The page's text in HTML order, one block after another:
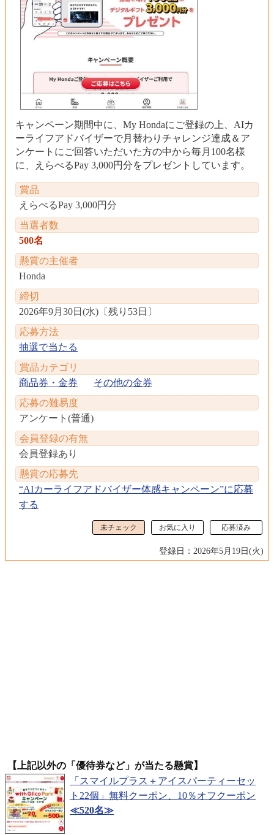
キャンペーン期間中に、My Hondaにご登録の上、AIカ
ーライフアドバイザーで月替わりチャレンジ達成＆ア
ンケートにご回答いただいた方の中から毎月100名様
に、えらべるPay 3,000円分をプレゼントしています。
賞品
えらべるPay 3,000円分
当選者数
500名
懸賞の主催者
Honda
締切
2026年9月30日(水) 〔残り53日 〕
応募方法
抽選で当たる
賞品カテゴリ
商品券・金券
その他の金券
応募の難易度
アンケート(普通)
会員登録の有無
会員登録あり
懸賞の応募先
“AIカーライフアドバイザー体感キャンペーン”に応募
する
未チェック お気に入り 応募済み
登録日：2026年5月19日(火)
【上記以外の「優待券など」が当たる懸賞】
「スマイルプラス＋アイスパーティーセッ
ト22個」無料クーポン、10％オフクーポン
≪520名≫